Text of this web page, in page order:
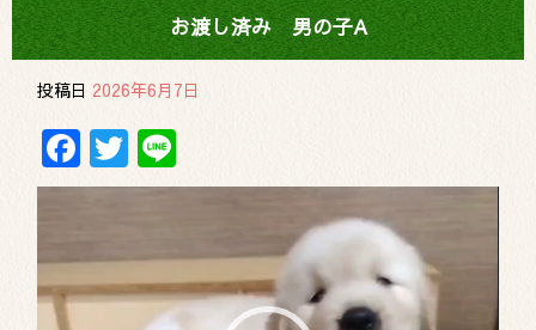
お渡し済み 男の子A
投稿日 2026年6月7日
Facebook
Twitter
ー
ヤ